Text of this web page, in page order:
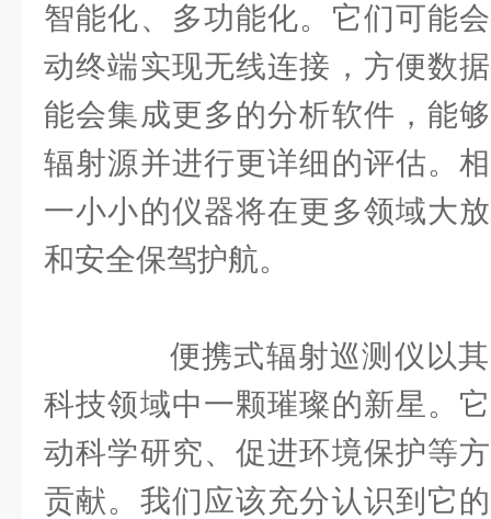
智能化、多功能化。它们可能
动终端实现无线连接，方便数
能会集成更多的分析软件，能
辐射源并进行更详细的评估。
一小小的仪器将在更多领域大
和安全保驾护航。
便携式辐射巡测仪以其
科技领域中一颗璀璨的新星。
动科学研究、促进环境保护等
贡献。我们应该充分认识到它